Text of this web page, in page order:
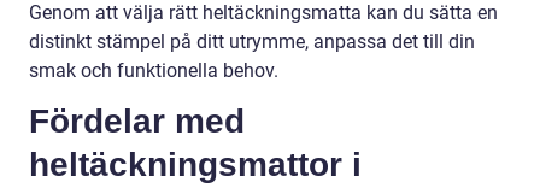
Genom att välja rätt heltäckningsmatta kan du sätta en
distinkt stämpel på ditt utrymme, anpassa det till din
smak och funktionella behov.
Fördelar med
heltäckningsmattor i